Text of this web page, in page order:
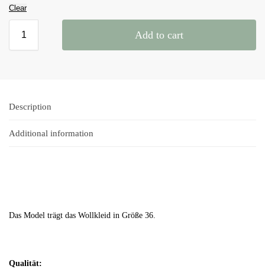
Clear
Add to cart
Description
Additional information
Das Model trägt das Wollkleid in Größe 36.
Qualität: